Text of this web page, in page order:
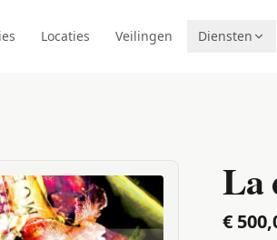
Locaties Veilingen Diensten
La
€